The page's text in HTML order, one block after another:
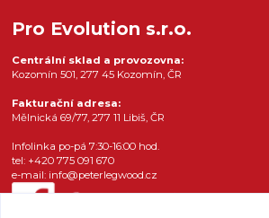
Pro Evolution s.r.o.
Centrální sklad a provozovna:
Kozomín 501, 277 45 Kozomín, ČR
Fakturační adresa:
Mělnická 69/77, 277 11 Libiš, ČR
Infolinka po-pá 7:30-16:00 hod.
tel: +420 775 091 670
e-mail: info@peterlegwood.cz